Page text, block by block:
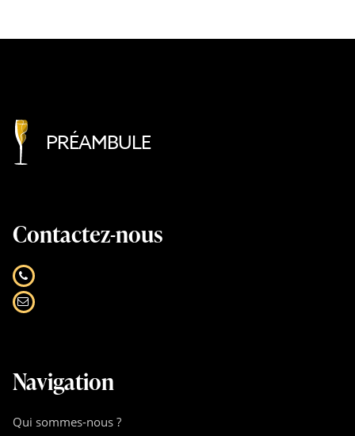
PRÉAMBULE
Contactez-nous
Navigation
Qui sommes-nous ?